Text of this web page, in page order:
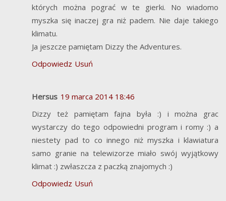
których można pograć w te gierki. No wiadomo
myszka się inaczej gra niż padem. Nie daje takiego
klimatu.
Ja jeszcze pamiętam Dizzy the Adventures.
Odpowiedz Usuń
Hersus 19 marca 2014 18:46
Dizzy też pamiętam fajna była :) i można grac
wystarczy do tego odpowiedni program i romy :) a
niestety pad to co innego niż myszka i klawiatura
samo granie na telewizorze miało swój wyjątkowy
klimat :) zwłaszcza z paczką znajomych :)
Odpowiedz Usuń